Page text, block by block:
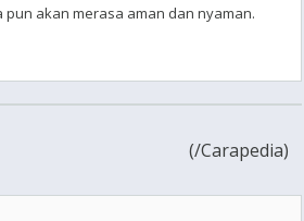
akan merasa aman dan nyaman.
(/Carapedia)